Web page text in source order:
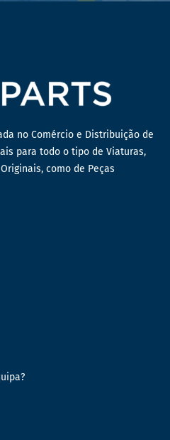
no Comércio e Distribuição de
para todo o tipo de Viaturas,
como de Peças